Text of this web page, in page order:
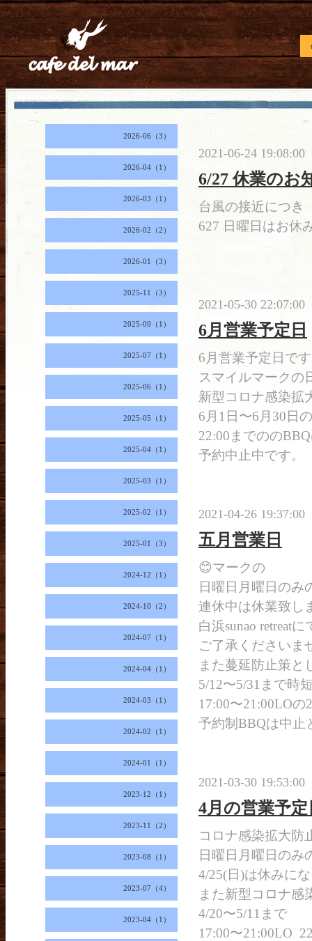
2026-06（3）
2026-04（1）
2026-03（1）
2026-02（2）
2026-01（3）
2025-11（3）
2025-09（1）
2025-07（1）
2025-06（1）
2025-05（1）
2025-04（1）
2025-03（1）
2025-02（1）
2025-01（3）
2024-12（1）
2024-10（2）
2024-07（1）
2024-04（1）
2024-03（1）
2024-02（1）
2024-01（1）
2023-12（1）
2023-11（2）
2023-08（1）
2023-07（4）
2023-04（1）
2021-06-24 19:08:00
6/27 休業のお
台風の接近につき
627 日曜日はお休
2021-05-30 22:07:00
6月営業予定日
6月営業予定日で
スマイルマークの
新型コロナ感染拡
6月1日〜6月30日
22:00までのの
予約中止中です。
2021-04-26 19:37:00
五月営業日
😊マークの
日曜日月曜日のみ
連休中は休業致し
白浜sunao retreat
ご了承くださいま
また蔓延防止策と
5/12〜5/31まで時
17:00〜21:00LOの
予約制BBQは中止
2021-03-30 19:53:00
4月の営業予定
コロナ感染拡大防
日曜日月曜日のみ
4/25(日)は休みに
また新型コロナ感
4/20〜5/11まで
17:00〜21:00LO